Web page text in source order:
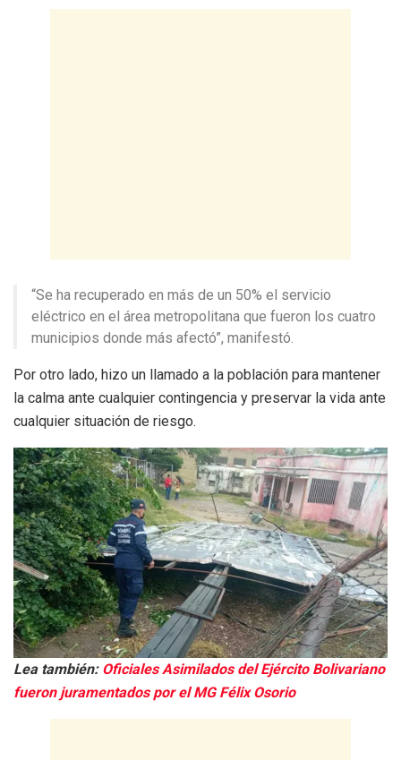
“Se ha recuperado en más de un 50% el servicio
eléctrico en el área metropolitana que fueron los cuatro
municipios donde más afectó”, manifestó.
Por otro lado, hizo un llamado a la población para mantener
la calma ante cualquier contingencia y preservar la vida ante
cualquier situación de riesgo.
Lea también:Oficiales Asimilados del Ejército Bolivariano
fueron juramentados por el MG Félix Osorio